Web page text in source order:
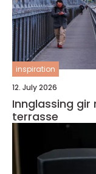
inspiration
12. July 2026
Innglassing
terrasse